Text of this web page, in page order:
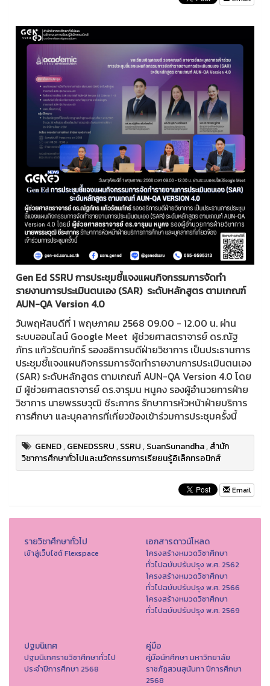
Gen Ed SSRU การประชุมชี้แจงแผนกิจกรรมการจัดทำ
รายงานการประเมินตนเอง (SAR) ระดับหลักสูตร ตามเกณฑ์
AUN-QA Version 4.0
วันพฤหัสบดีที่ 1 พฤษภาคม 2568 09.00 - 12.00 น. ผ่าน
ระบบออนไลน์ Google Meet ผู้ช่วยศาสตราจารย์ ดร.ณัฐ
ภัทร แก้วรัตนภัทร์ รองอธิการบดีฝ่ายวิชาการ เป็นประธานการ
ประชุมชี้แจงแผนกิจกรรมการจัดทำรายงานการประเมินตนเอง
(SAR) ระดับหลักสูตร ตามเกณฑ์ AUN-QA Version 4.0 โดย
มี ผู้ช่วยศาสตราจารย์ ดร.จารุมน หนูคง รองผู้อำนวยการฝ่าย
วิชาการ นายพรรษวุฒิ ชีระภากร รักษาการหัวหน้าฝ่ายบริการ
การศึกษา และบุคลากรที่เกี่ยวข้องเข้าร่วมการประชุมครั้งนี้
GENED,GENEDSSRU,SSRU,SuanSunandha,สำนัก
วิชาการศึกษาทั่วไปและนวัตกรรมการเรียยนรู้อิเล็กทรอนิกส์
Email
รายวิชาศึกษาทั่วไป
เข้าสู่เว็บไซต์ Flexspace
เอกสารดาวน์โหลด
โครงสร้างหมวดวิชาศึกษา
ทั่วไปฉบับปรับปรุง พ.ศ. 2562
โครงสร้างหมวดวิชาศึกษา
ทั่วไปฉบับปรับปรุง พ.ศ. 2566
โครงสร้างหมวดวิชาศึกษา
ทั่วไปฉบับปรับปรุง พ.ศ. 2569
ปฐมนิเทศ
ปฐมนิเทศรายวิชาศึกษาทั่วไป
ประจำปีการศึกษา 2568
คู่มือ
คู่มือนักศึกษา มหาวิทยาลัย
ราชภัฏสวนสุนันทา ปีการศึกษา
2568